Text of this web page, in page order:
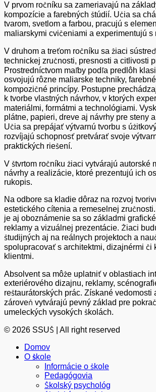
V prvom ročníku sa zameriavajú na
kompozície a farebných štúdií. Učia sa
tvarom, svetlom a farbou, pracujú s
maliarskymi cvičeniami a experimentujú s
V druhom a treťom ročníku sa žiaci
technickej zručnosti, presnosti a citlivosti
Prostredníctvom maľby podľa predlôh
osvojujú rôzne maliarske techniky,
kompozičné princípy. Postupne
k tvorbe vlastných návrhov, v ktorých
materiálmi, formátmi a technológiami.
plátne, papieri, dreve aj návrhy pre steny
Učia sa prepájať výtvarnú tvorbu s
rozvíjajú schopnosť pretvárať svoje
praktických riešení.
V štvrtom ročníku žiaci vytvárajú autorské
návrhy a realizácie, ktoré prezentujú ich
rukopis.
Na odbore sa kladie dôraz na rozvoj
estetického cítenia a remeselnej
je aj oboznámenie sa so základmi
reklamy a vizuálnej prezentácie. Žiaci
študijných aj na reálnych projektoch a
spolupracovať s architektmi, dizajnérmi či
klientmi.
Absolvent sa môže uplatniť v oblastiach
exteriérového dizajnu, reklamy,
reštaurátorských prác. Získané vedomosti
zároveň vytvárajú pevný základ pre
umeleckých vysokých školách.
© 2026 SSUŠ | All right reserved
Domov
O škole
Informácie o škole
Pedagógovia
Školský psychológ